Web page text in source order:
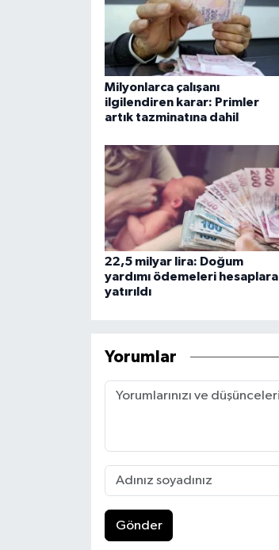
Milyonlarca çalışanı
ilgilendiren karar: Primler
artık tazminatına dahil
22,5 milyar lira: Doğum
yardımı ödemeleri hesaplara
yatırıldı
Yorumlar
Gönder